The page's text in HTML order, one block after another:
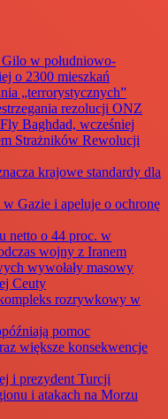
w południowo-
o 2300 mieszkań
„terrorystycznych”
rezolucji ONZ
Baghdad, wcześniej
Strażników Rewolucji
krajowe standardy dla
Gazie i apeluje o ochronę
netto o 44 proc. w
wojny z Iranem
wywołały masowy
Ceuty
rozrywkowy w
pomoc
większe konsekwencje
i prezydent Turcji
i atakach na Morzu